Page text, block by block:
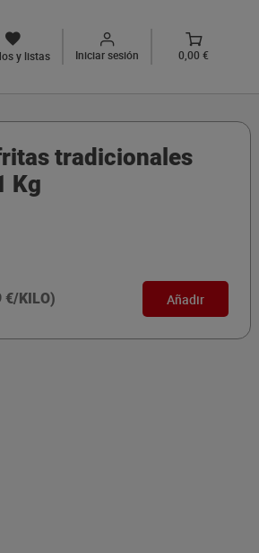
y listas Iniciar sesión 0,00 €
tradicionales
Kg
€/KILO) Añadir